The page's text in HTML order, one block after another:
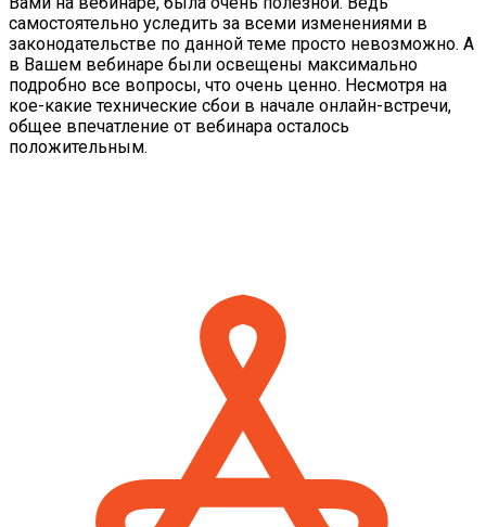
самостоятельно уследить за всеми изменениями в
законодательстве по данной теме просто невозможно. А
в Вашем вебинаре были освещены максимально
подробно все вопросы, что очень ценно. Несмотря на
кое-какие технические сбои в начале онлайн-встречи,
общее впечатление от вебинара осталось
положительным.